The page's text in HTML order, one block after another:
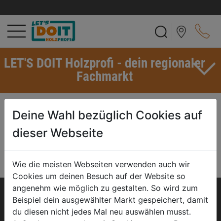
LET'S DOIT Holzprofi - dein regionaler
Fachmarkt
ZEICHNUNG
Wenn im Zusammenhang mit Holzarten von Zeichnung die Rede ist,
ist ein Holzbild mit unterschiedlichen Farben oder mit
unterschiedlich farbigen Strukturen gemeint.
SERVICELEISTUNGEN
PRODUKTE
Deine Wahl bezüglich Cookies auf
dieser Webseite
Wie die meisten Webseiten verwenden auch wir
Cookies um deinen Besuch auf der Website so
angenehm wie möglich zu gestalten. So wird zum
Beispiel dein ausgewählter Markt gespeichert, damit
du diesen nicht jedes Mal neu auswählen musst.